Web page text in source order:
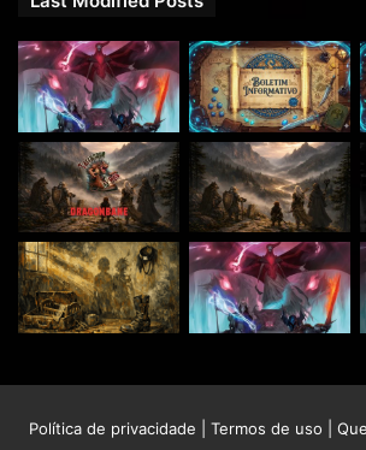
Política de privacidade Termos de uso